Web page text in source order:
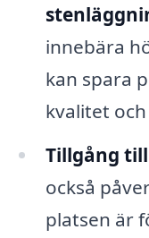
innebära
kan spara
kvalitet
Tillgång
också
platsen är